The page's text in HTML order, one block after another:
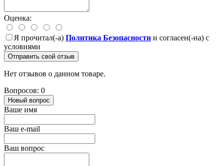
Оценка:
Я прочитал(-а) Политика Безопасности и согласен(-на) с
условиями
Отправить свой отзыв
Нет отзывов о данном товаре.
Вопросов: 0
Новый вопрос
Ваше имя
Ваш e-mail
Ваш вопрос